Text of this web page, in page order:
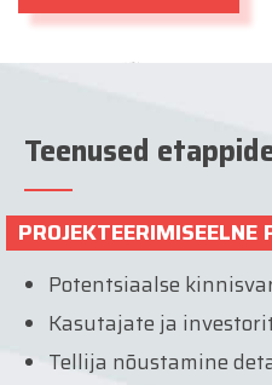
Teenused
PROJEKTEERIMISEELNE
Potentsiaalse
Kasutajate ja
Tellija nõustamine